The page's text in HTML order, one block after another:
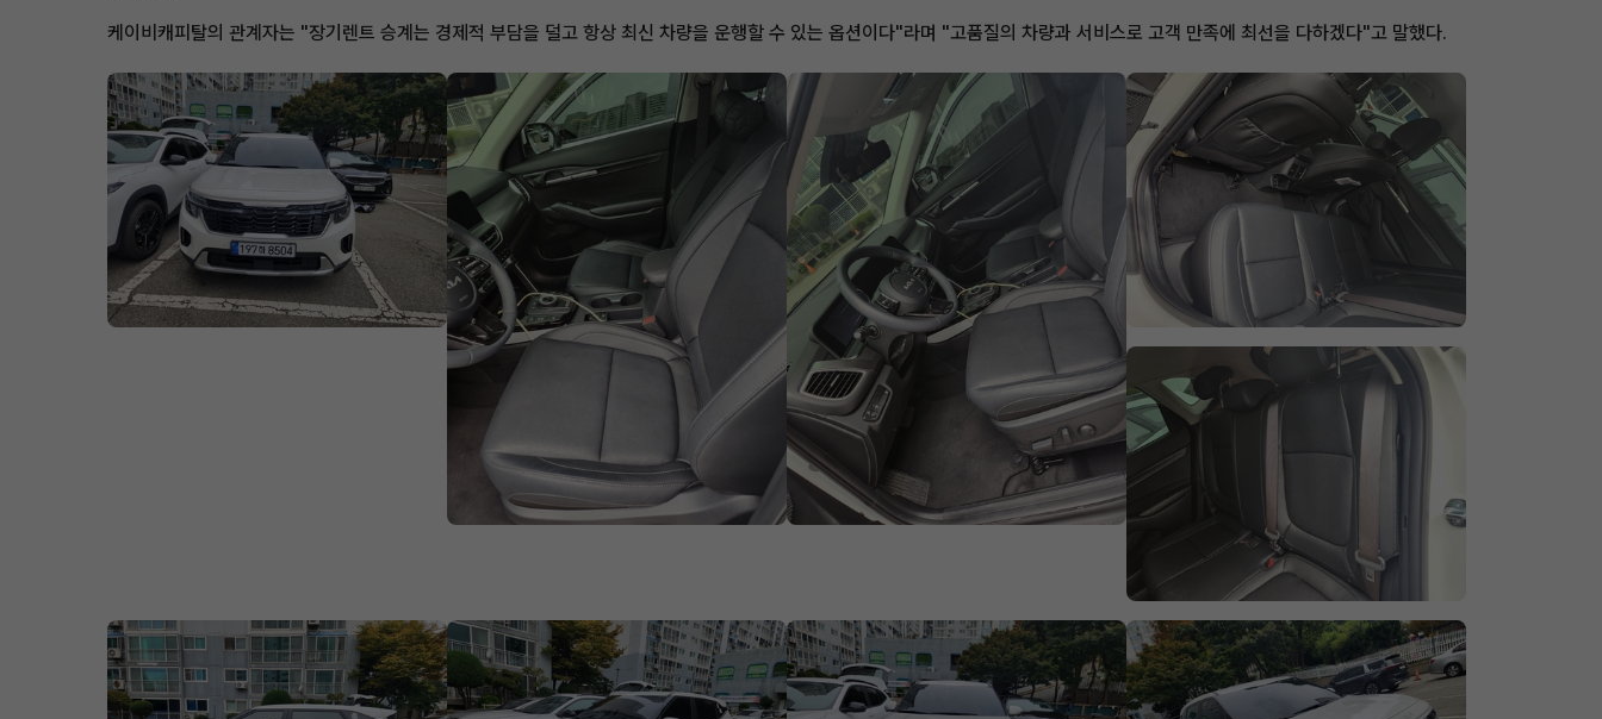
케이비캐피탈의 관계자는 "장기렌트 승계는 경제적 부담을 덜고 항상 최신 차량을 운행할 수 있는 옵션이다"라며 "고품질의 차량과 서비스로 고객 만족에 최선을 다하겠다"고 말했다.